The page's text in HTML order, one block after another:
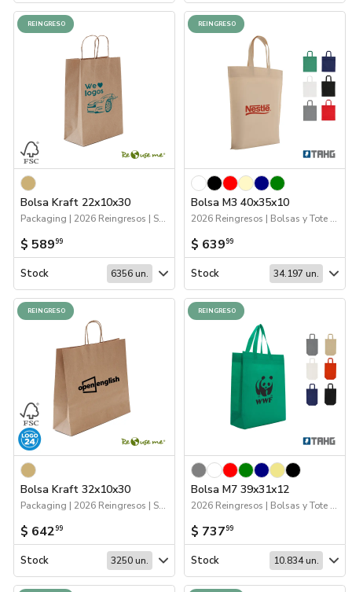
REINGRESO
Bolsa Kraft 22x10x30
Packaging | 2026 Reingresos | Sustentables | Bolsas y Tote Bags
$ 58999
Stock 6356 un.
REINGRESO
Bolsa M3 40x35x10
2026 Reingresos | Bolsas y Tote Bags
$ 63999
Stock 34.197 un.
REINGRESO
Bolsa Kraft 32x10x30
Packaging | 2026 Reingresos | Sustentables | Bolsas y Tote Bags
$ 64299
Stock 3250 un.
REINGRESO
Bolsa M7 39x31x12
2026 Reingresos | Bolsas y Tote Bags
$ 73799
Stock 10.834 un.